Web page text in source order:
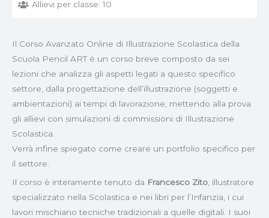
Allievi per classe: 10
Il Corso Avanzato Online di Illustrazione Scolastica della
Scuola Pencil ART è un corso breve composto da sei
lezioni che analizza gli aspetti legati a questo specifico
settore, dalla progettazione dell’illustrazione (soggetti e
ambientazioni) ai tempi di lavorazione, mettendo alla prova
gli allievi con simulazioni di commissioni di Illustrazione
Scolastica.
Verrà infine spiegato come creare un portfolio specifico per
il settore.
Il corso è interamente tenuto da Francesco Zito , illustratore
specializzato nella Scolastica e nei libri per l’Infanzia, i cui
lavori mischiano tecniche tradizionali a quelle digitali. I suoi